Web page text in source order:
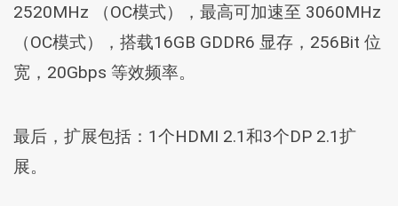
2520MHz （OC模式），最高可加速至 3060MHz
（OC模式），搭载16GB GDDR6 显存，256Bit 位
宽，20Gbps 等效频率。
最后，扩展包括：1个HDMI 2.1和3个DP 2.1扩
展。